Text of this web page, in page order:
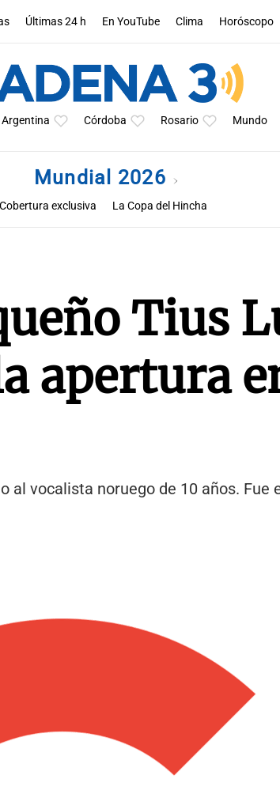
Últimas 24 h En YouTube Clima Horóscopo
Argentina Córdoba Rosario Mundo
Mundial 2026
Cobertura exclusiva La Copa del Hincha
Tius
apertura
al vocalista noruego de 10 años. Fue